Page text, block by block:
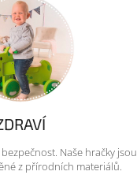
Naše hračky jsou
z přírodních materiálů.